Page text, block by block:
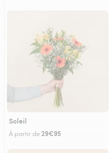
Soleil
À partir de 29€95